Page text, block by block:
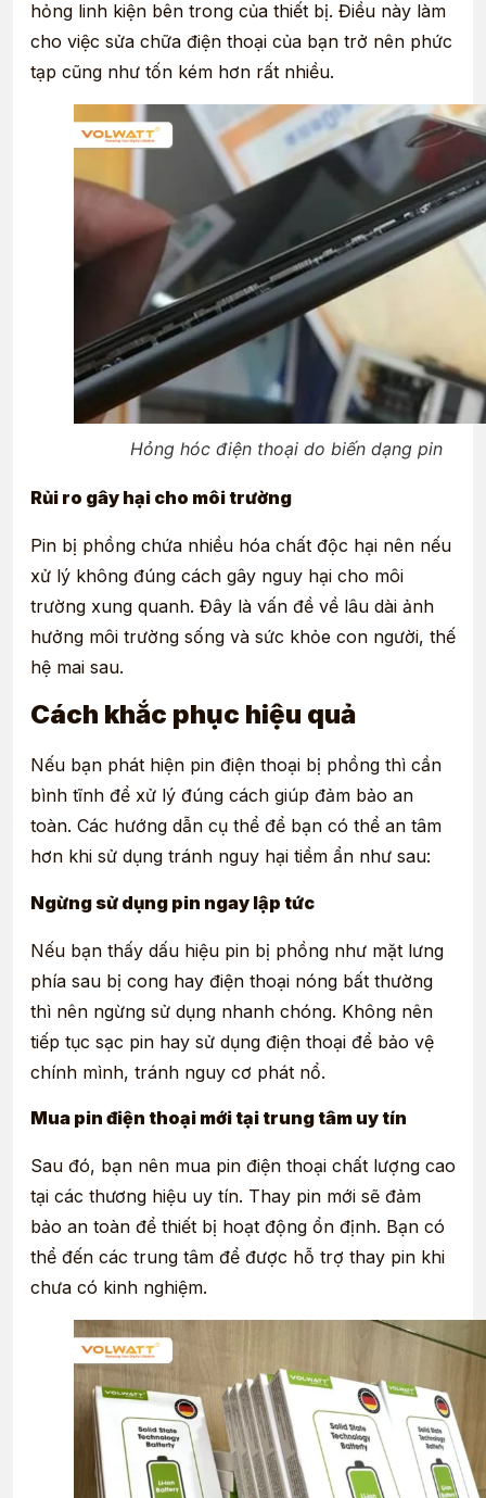
hỏng linh kiện bên trong của thiết bị. Điều này làm
cho việc sửa chữa điện thoại của bạn trở nên phức
tạp cũng như tốn kém hơn rất nhiều.
Hỏng hóc điện thoại do biến dạng pin
Rủi ro gây hại cho môi trường
Pin bị phồng chứa nhiều hóa chất độc hại nên nếu
xử lý không đúng cách gây nguy hại cho môi
trường xung quanh. Đây là vấn đề về lâu dài ảnh
hưởng môi trường sống và sức khỏe con người, thế
hệ mai sau.
Cách khắc phục hiệu quả
Nếu bạn phát hiện pin điện thoại bị phồng thì cần
bình tĩnh để xử lý đúng cách giúp đảm bảo an
toàn. Các hướng dẫn cụ thể để bạn có thể an tâm
hơn khi sử dụng tránh nguy hại tiềm ẩn như sau:
Ngừng sử dụng pin ngay lập tức
Nếu bạn thấy dấu hiệu pin bị phồng như mặt lưng
phía sau bị cong hay điện thoại nóng bất thường
thì nên ngừng sử dụng nhanh chóng. Không nên
tiếp tục sạc pin hay sử dụng điện thoại để bảo vệ
chính mình, tránh nguy cơ phát nổ.
Mua pin điện thoại mới tại trung tâm uy tín
Sau đó, bạn nên mua pin điện thoại chất lượng cao
tại các thương hiệu uy tín. Thay pin mới sẽ đảm
bảo an toàn để thiết bị hoạt động ổn định. Bạn có
thể đến các trung tâm để được hỗ trợ thay pin khi
chưa có kinh nghiệm.